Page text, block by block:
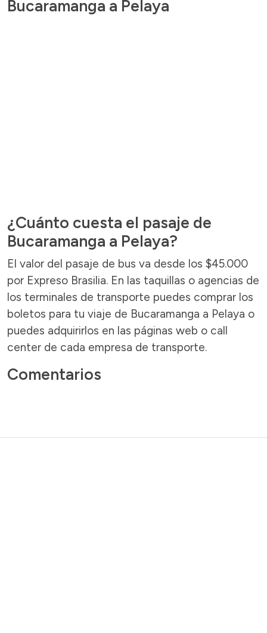
Bucaramanga a Pelaya
¿Cuánto cuesta el pasaje de
Bucaramanga a Pelaya?
El valor del pasaje de bus va desde los $45.000
por Expreso Brasilia. En las taquillas o agencias de
los terminales de transporte puedes comprar los
boletos para tu viaje de Bucaramanga a Pelaya o
puedes adquirirlos en las páginas web o call
center de cada empresa de transporte.
Comentarios